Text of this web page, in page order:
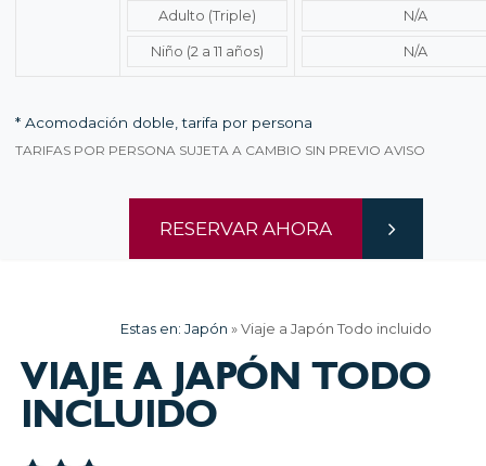
Estas en: Japón »Viaje a Japón Todo incluido
VIAJE A JAPÓN TODO
INCLUIDO
Adulto (Triple)
Niño (2 a 11 años)
N/A
N/A
* Acomodación doble, tarifa por persona
TARIFAS POR PERSONA SUJETA A CAMBIO SIN PREVIO AVISO
RESERVAR AHORA